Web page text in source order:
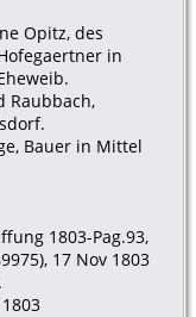
Opitz, des
in
Raubbach,
Bauer in Mittel
1803-Pag.93,
17 Nov 1803